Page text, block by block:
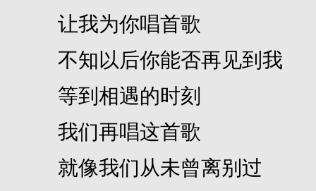
让我为你唱首歌
不知以后你能否再见到我
等到相遇的时刻
我们再唱这首歌
就像我们从未曾离别过